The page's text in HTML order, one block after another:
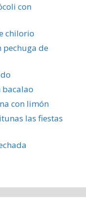
con
chilorio
pechuga de
bacalao
con limón
las fiestas